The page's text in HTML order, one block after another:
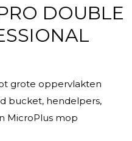
DOUBLE
grote oppervlakten
bucket, hendelpers,
MicroPlus mop